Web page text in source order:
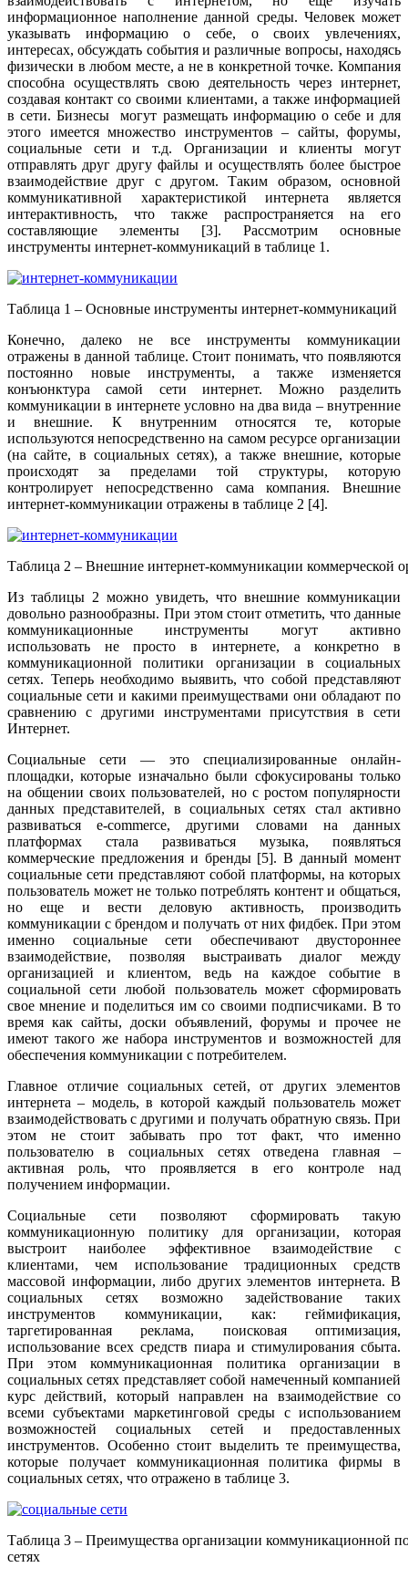
информационное наполнение данной среды. Человек может
указывать информацию о себе, о своих увлечениях,
интересах, обсуждать события и различные вопросы, находясь
физически в любом месте, а не в конкретной точке. Компания
способна осуществлять свою деятельность через интернет,
создавая контакт со своими клиентами, а также информацией
в сети. Бизнесы могут размещать информацию о себе и для
этого имеется множество инструментов – сайты, форумы,
социальные сети и т.д. Организации и клиенты могут
отправлять друг другу файлы и осуществлять более быстрое
взаимодействие друг с другом. Таким образом, основной
коммуникативной характеристикой интернета является
интерактивность, что также распространяется на его
составляющие элементы [3]. Рассмотрим основные
инструменты интернет-коммуникаций в таблице 1.
Таблица 1 – Основные инструменты интернет-коммуникаций
Конечно, далеко не все инструменты коммуникации
отражены в данной таблице. Стоит понимать, что появляются
постоянно новые инструменты, а также изменяется
конъюнктура самой сети интернет. Можно разделить
коммуникации в интернете условно на два вида – внутренние
и внешние. К внутренним относятся те, которые
используются непосредственно на самом ресурсе организации
(на сайте, в социальных сетях), а также внешние, которые
происходят за пределами той структуры, которую
контролирует непосредственно сама компания. Внешние
интернет-коммуникации отражены в таблице 2 [4].
Таблица 2 – Внешние интернет-коммуникации коммерческой
Из таблицы 2 можно увидеть, что внешние коммуникации
довольно разнообразны. При этом стоит отметить, что данные
коммуникационные инструменты могут активно
использовать не просто в интернете, а конкретно в
коммуникационной политики организации в социальных
сетях. Теперь необходимо выявить, что собой представляют
социальные сети и какими преимуществами они обладают по
сравнению с другими инструментами присутствия в сети
Интернет.
Социальные сети — это специализированные онлайн-
площадки, которые изначально были сфокусированы только
на общении своих пользователей, но с ростом популярности
данных представителей, в социальных сетях стал активно
развиваться e-commerce, другими словами на данных
платформах стала развиваться музыка, появляться
коммерческие предложения и бренды [5]. В данный момент
социальные сети представляют собой платформы, на которых
пользователь может не только потреблять контент и общаться,
но еще и вести деловую активность, производить
коммуникации с брендом и получать от них фидбек. При этом
именно социальные сети обеспечивают двустороннее
взаимодействие, позволяя выстраивать диалог между
организацией и клиентом, ведь на каждое событие в
социальной сети любой пользователь может сформировать
свое мнение и поделиться им со своими подписчиками. В то
время как сайты, доски объявлений, форумы и прочее не
имеют такого же набора инструментов и возможностей для
обеспечения коммуникации с потребителем.
Главное отличие социальных сетей, от других элементов
интернета – модель, в которой каждый пользователь может
взаимодействовать с другими и получать обратную связь. При
этом не стоит забывать про тот факт, что именно
пользователю в социальных сетях отведена главная –
активная роль, что проявляется в его контроле над
получением информации.
Социальные сети позволяют сформировать такую
коммуникационную политику для организации, которая
выстроит наиболее эффективное взаимодействие с
клиентами, чем использование традиционных средств
массовой информации, либо других элементов интернета. В
социальных сетях возможно задействование таких
инструментов коммуникации, как: геймификация,
таргетированная реклама, поисковая оптимизация,
использование всех средств пиара и стимулирования сбыта.
При этом коммуникационная политика организации в
социальных сетях представляет собой намеченный компанией
курс действий, который направлен на взаимодействие со
всеми субъектами маркетинговой среды с использованием
возможностей социальных сетей и предоставленных
инструментов. Особенно стоит выделить те преимущества,
которые получает коммуникационная политика фирмы в
социальных сетях, что отражено в таблице 3.
Таблица 3 – Преимущества организации коммуникационной
сетях